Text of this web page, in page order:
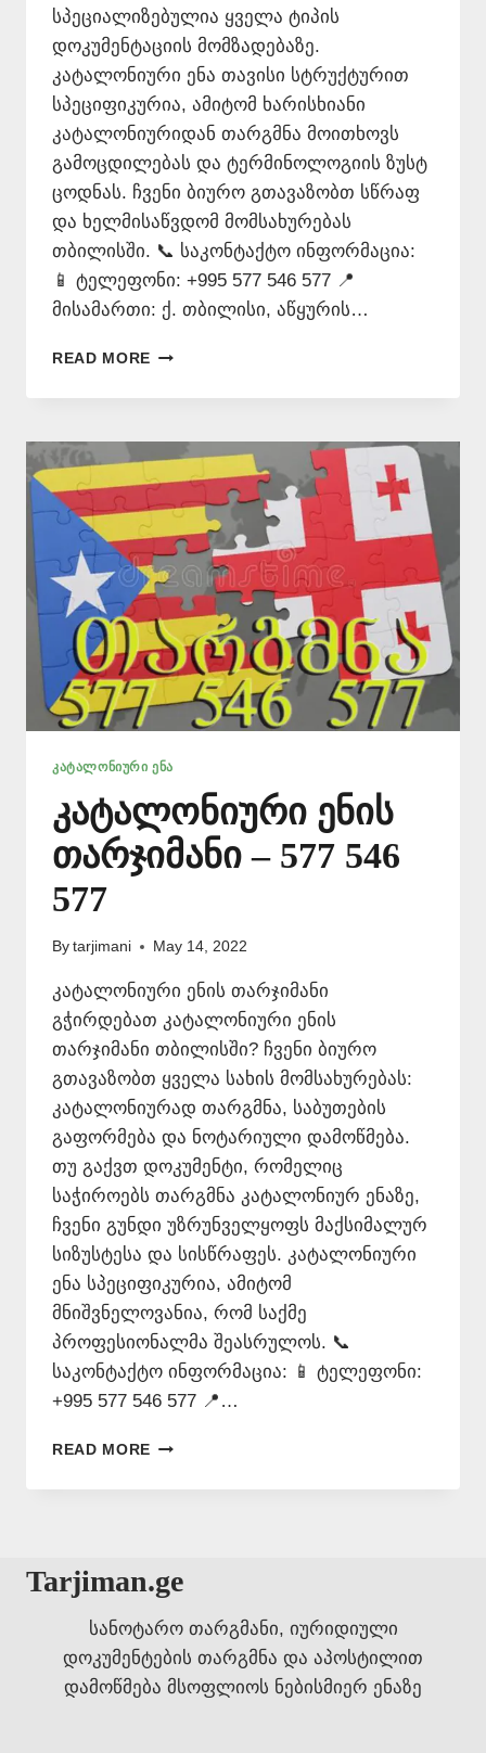
სპეციალიზებულია ყველა ტიპის
დოკუმენტაციის მომზადებაზე.
კატალონიური ენა თავისი სტრუქტურით
სპეციფიკურია, ამიტომ ხარისხიანი
კატალონიურიდან თარგმნა მოითხოვს
გამოცდილებას და ტერმინოლოგიის ზუსტ
ცოდნას. ჩვენი ბიურო გთავაზობთ სწრაფ
და ხელმისაწვდომ მომსახურებას
თბილისში. 📞 საკონტაქტო ინფორმაცია:
📱 ტელეფონი: +995 577 546 577 📍
მისამართი: ქ. თბილისი, აწყურის…
READ MORE ᲙᲐᲢᲐᲚᲝᲜᲘᲣᲠᲘ
ᲗᲐᲠᲒᲛᲜᲐ
577
546
577
ᲙᲐᲢᲐᲚᲝᲜᲘᲣᲠᲘ ᲔᲜᲐ
კატალონიური ენის
თარჯიმანი – 577 546
577
By tarjimani May 14, 2022
კატალონიური ენის თარჯიმანი
გჭირდებათ კატალონიური ენის
თარჯიმანი თბილისში? ჩვენი ბიურო
გთავაზობთ ყველა სახის მომსახურებას:
კატალონიურად თარგმნა, საბუთების
გაფორმება და ნოტარიული დამოწმება.
თუ გაქვთ დოკუმენტი, რომელიც
საჭიროებს თარგმნა კატალონიურ ენაზე,
ჩვენი გუნდი უზრუნველყოფს მაქსიმალურ
სიზუსტესა და სისწრაფეს. კატალონიური
ენა სპეციფიკურია, ამიტომ
მნიშვნელოვანია, რომ საქმე
პროფესიონალმა შეასრულოს. 📞
საკონტაქტო ინფორმაცია: 📱 ტელეფონი:
+995 577 546 577 📍…
READ MORE ᲙᲐᲢᲐᲚᲝᲜᲘᲣᲠᲘ
ᲗᲐᲠᲯᲘᲛᲐᲜᲘ
577
Tarjiman.ge
სანოტარო თარგმანი, იურიდიული
დოკუმენტების თარგმნა და აპოსტილით
დამოწმება მსოფლიოს ნებისმიერ ენაზე